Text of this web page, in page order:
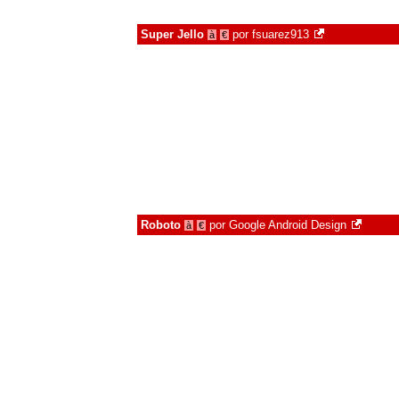
Super Jello à € por fsuarez913
Roboto à € por Google Android Design